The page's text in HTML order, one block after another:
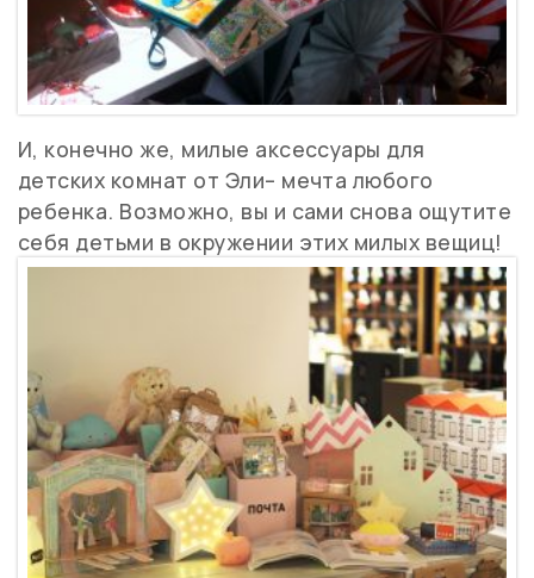
И, конечно же, милые аксессуары для
детских комнат от Эли– мечта любого
ребенка. Возможно, вы и сами снова ощутите
себя детьми в окружении этих милых вещиц!